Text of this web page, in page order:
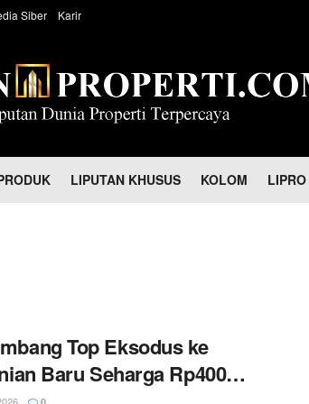
Siber Karir
LIPUTAN KHUSUS KOLOM
Top Eksodus ke
Baru Seharga Rp400